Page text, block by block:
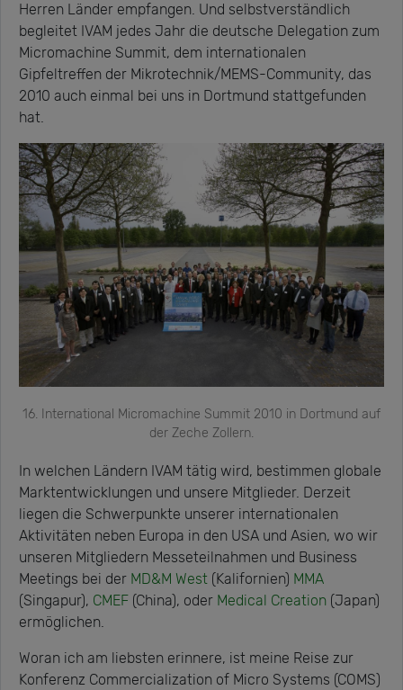
Herren Länder empfangen. Und selbstverständlich
begleitet IVAM jedes Jahr die deutsche Delegation zum
Micromachine Summit, dem internationalen
Gipfeltreffen der Mikrotechnik/MEMS-Community, das
2010 auch einmal bei uns in Dortmund stattgefunden
hat.
16. International Micromachine Summit 2010 in Dortmund auf
der Zeche Zollern.
In welchen Ländern IVAM tätig wird, bestimmen globale
Marktentwicklungen und unsere Mitglieder. Derzeit
liegen die Schwerpunkte unserer internationalen
Aktivitäten neben Europa in den USA und Asien, wo wir
unseren Mitgliedern Messeteilnahmen und Business
Meetings bei der MD&M West (Kalifornien) MMA
(Singapur), CMEF (China), oder Medical Creation (Japan)
ermöglichen.
Woran ich am liebsten erinnere, ist meine Reise zur
Konferenz Commercialization of Micro Systems (COMS)